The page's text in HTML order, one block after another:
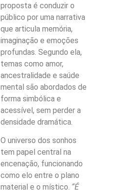
proposta é conduzir o
público por uma narrativa
que articula memória,
imaginação e emoções
profundas. Segundo ela,
temas como amor,
ancestralidade e saúde
mental são abordados de
forma simbólica e
acessível, sem perder a
densidade dramática.
O universo dos sonhos
tem papel central na
encenação, funcionando
como elo entre o plano
material e o místico. “É